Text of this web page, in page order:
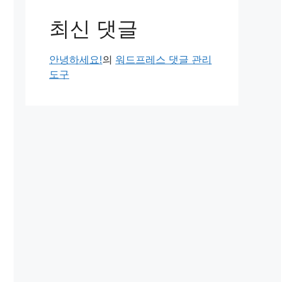
최신 댓글
안녕하세요!의 워드프레스 댓글 관리
도구